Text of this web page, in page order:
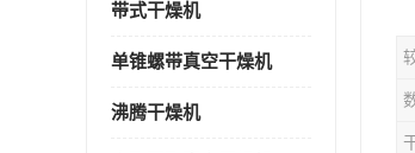
带式干燥机
单锥螺带真空干燥机
沸腾干燥机